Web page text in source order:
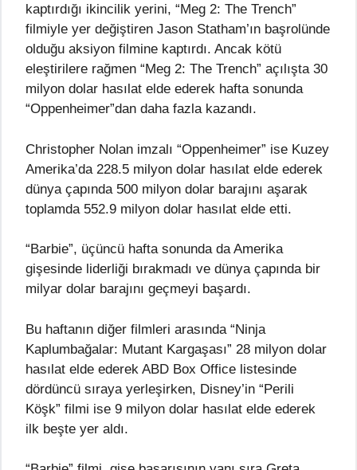
kaptırdığı ikincilik yerini, “Meg 2: The Trench”
filmiyle yer değiştiren Jason Statham’ın başrolünde
olduğu aksiyon filmine kaptırdı. Ancak kötü
eleştirilere rağmen “Meg 2: The Trench” açılışta 30
milyon dolar hasılat elde ederek hafta sonunda
“Oppenheimer”dan daha fazla kazandı.
Christopher Nolan imzalı “Oppenheimer” ise Kuzey
Amerika’da 228.5 milyon dolar hasılat elde ederek
dünya çapında 500 milyon dolar barajını aşarak
toplamda 552.9 milyon dolar hasılat elde etti.
“Barbie”, üçüncü hafta sonunda da Amerika
gişesinde liderliği bırakmadı ve dünya çapında bir
milyar dolar barajını geçmeyi başardı.
Bu haftanın diğer filmleri arasında “Ninja
Kaplumbağalar: Mutant Kargaşası” 28 milyon dolar
hasılat elde ederek ABD Box Office listesinde
dördüncü sıraya yerleşirken, Disney’in “Perili
Köşk” filmi ise 9 milyon dolar hasılat elde ederek
ilk beşte yer aldı.